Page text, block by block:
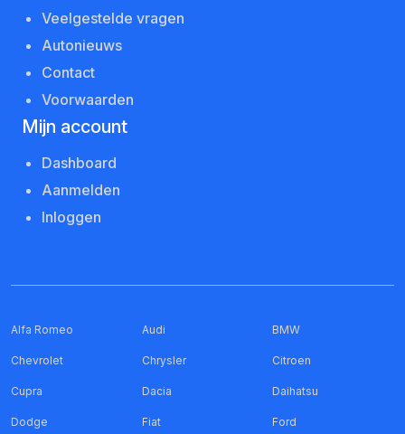
Veelgestelde vragen
Autonieuws
Contact
Voorwaarden
Mijn account
Dashboard
Aanmelden
Inloggen
Alfa Romeo Audi BMW
Chevrolet Chrysler Citroen
Cupra Dacia Daihatsu
Dodge Fiat Ford